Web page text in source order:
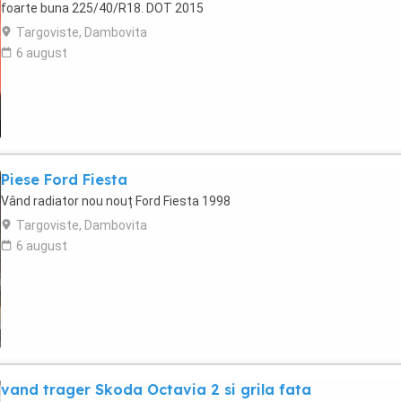
foarte buna 225/40/R18. DOT 2015
Targoviste, Dambovita
6 august
Piese Ford Fiesta
Vând radiator nou nouț Ford Fiesta 1998
Targoviste, Dambovita
6 august
vand trager Skoda Octavia 2 si grila fata